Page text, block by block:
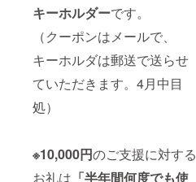
キーホルダーです。
（クーポンはメールで、
キーホルダは郵送で送らせ
ていただきます。4月中目
処）
※10,000円のご支援に対する
お礼は 「半年間何度でも使